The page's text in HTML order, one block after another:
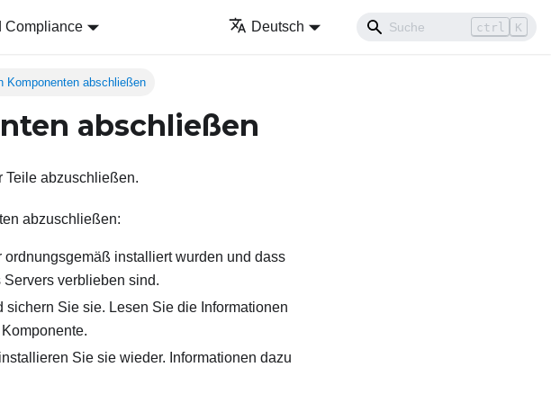
Compliance Deutsch ctrl K
Komponenten abschließen
abschließen
Teile abzuschließen.
abzuschließen:
installiert wurden und dass
verblieben sind.
Sie sie. Lesen Sie die Informationen
Sie sie wieder. Informationen dazu